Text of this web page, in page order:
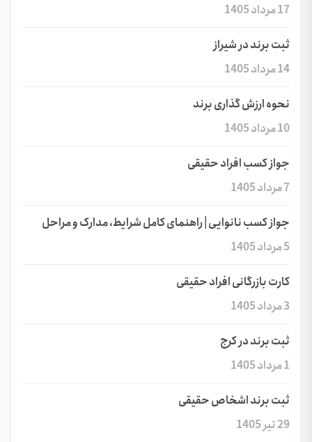
17 مرداد 1405
ثبت برند در شیراز
14 مرداد 1405
نحوه ارزش گذاری برند
10 مرداد 1405
جواز کسب افراد حقیقی
7 مرداد 1405
جواز کسب نانوایی | راهنمای کامل شرایط، مدارک و مراحل
5 مرداد 1405
کارت بازرگانی افراد حقیقی
3 مرداد 1405
ثبت برند در کرج
1 مرداد 1405
ثبت برند اشخاص حقیقی
29 تیر 1405